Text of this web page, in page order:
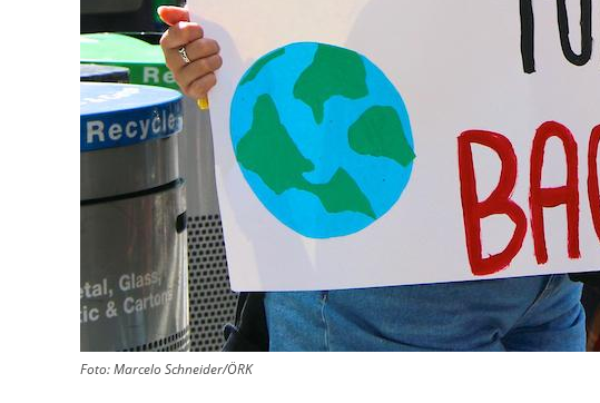
Foto:Marcelo Schneider/ÖRK